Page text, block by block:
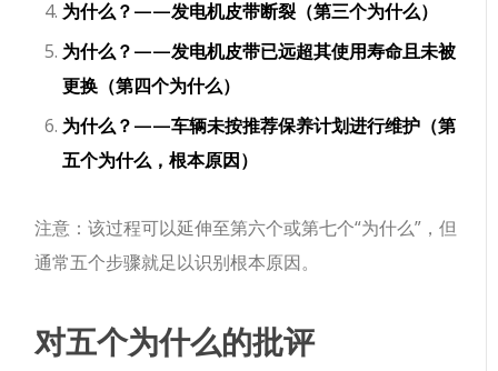
为什么？——发电机皮带断裂（第三个为什么）
为什么？——发电机皮带已远超其使用寿命且未被
更换（第四个为什么）
为什么？——车辆未按推荐保养计划进行维护（第
五个为什么，根本原因）
注意：该过程可以延伸至第六个或第七个“为什么”，但
通常五个步骤就足以识别根本原因。
对五个为什么的批评